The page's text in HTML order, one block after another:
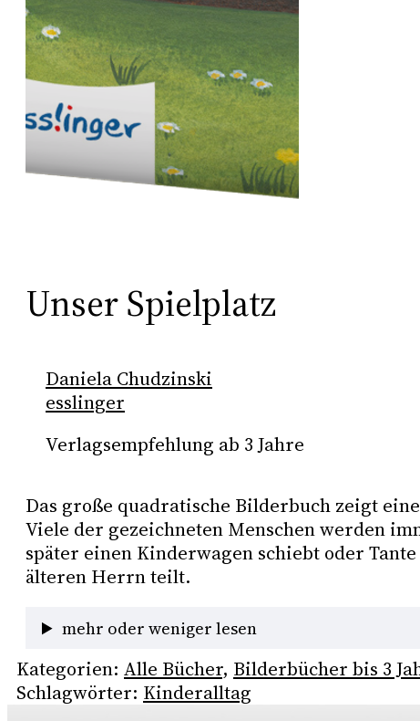
Unser Spielplatz
Daniela Chudzinski
esslinger
Verlagsempfehlung ab 3 Jahre
Das große quadratische Bilderbuch zeigt
Viele der gezeichneten Menschen werden
später einen Kinderwagen schiebt oder
älteren Herrn teilt.
mehr oder weniger lesen
Kategorien: Alle Bücher, Bilderbücher bis 3
Schlagwörter: Kinderalltag